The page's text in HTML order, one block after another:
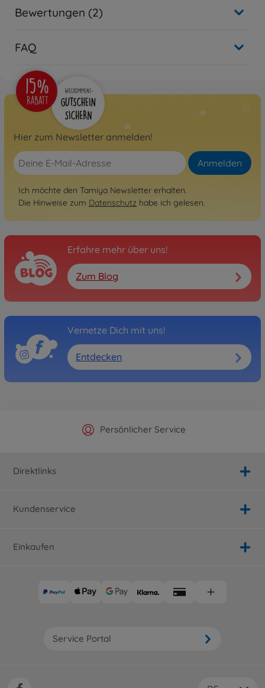
Bewertungen (2)
FAQ
Hier zum Newsletter anmelden!
Anmelden
Ich möchte den Tamiya Newsletter erhalten.
Die Hinweise zum Datenschutz habe ich gelesen.
Erfahre mehr über uns!
Zum Blog
Vernetze Dich mit uns!
Entdecken
Offizieller Hersteller Shop
Persönlicher Service
Versandkostenfrei ab 25€
Schnelle Lieferung
Direktlinks
Kundenservice
Einkaufen
Service Portal